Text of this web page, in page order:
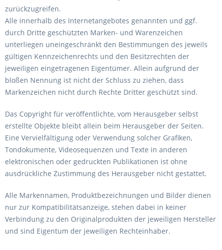
zurückzugreifen.
Alle innerhalb des Internetangebotes genannten und ggf.
durch Dritte geschützten Marken- und Warenzeichen
unterliegen uneingeschränkt den Bestimmungen des jeweils
gültigen Kennzeichenrechts und den Besitzrechten der
jeweiligen eingetragenen Eigentümer. Allein aufgrund der
bloßen Nennung ist nicht der Schluss zu ziehen, dass
Markenzeichen nicht durch Rechte Dritter geschützt sind.
Das Copyright für veröffentlichte, vom Herausgeber selbst
erstellte Objekte bleibt allein beim Herausgeber der Seiten.
Eine Vervielfältigung oder Verwendung solcher Grafiken,
Tondokumente, Videosequenzen und Texte in anderen
elektronischen oder gedruckten Publikationen ist ohne
ausdrückliche Zustimmung des Herausgeber nicht gestattet.
Alle Markennamen, Produktbezeichnungen und Bilder dienen
nur zur Kompatibilitätsanzeige, stehen dabei in keiner
Verbindung zu den Originalprodukten der jeweiligen Hersteller
und sind Eigentum der jeweiligen Rechteinhaber.